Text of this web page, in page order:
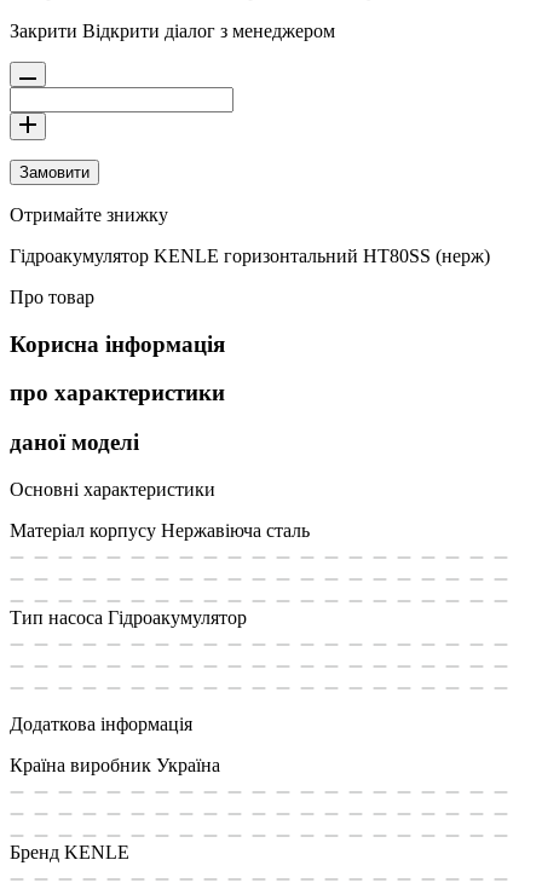
Закрити Відкрити діалог з менеджером
Замовити
Отримайте знижку
Гідроакумулятор KENLE горизонтальний НT80SS (нерж)
Про товар
Корисна інформація
про характеристики
даної моделі
Основні характеристики
Матеріал корпусу Нержавіюча сталь
Тип насоса Гідроакумулятор
Додаткова інформація
Країна виробник Україна
Бренд KENLE